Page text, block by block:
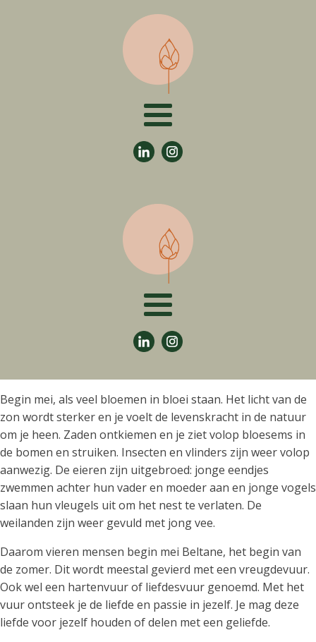
Begin mei, als veel bloemen in bloei staan. Het licht van de
zon wordt sterker en je voelt de levenskracht in de natuur
om je heen. Zaden ontkiemen en je ziet volop bloesems in
de bomen en struiken. Insecten en vlinders zijn weer volop
aanwezig. De eieren zijn uitgebroed: jonge eendjes
zwemmen achter hun vader en moeder aan en jonge vogels
slaan hun vleugels uit om het nest te verlaten. De
weilanden zijn weer gevuld met jong vee.
Daarom vieren mensen begin mei Beltane, het begin van
de zomer. Dit wordt meestal gevierd met een vreugdevuur.
Ook wel een hartenvuur of liefdesvuur genoemd. Met het
vuur ontsteek je de liefde en passie in jezelf. Je mag deze
liefde voor jezelf houden of delen met een geliefde.